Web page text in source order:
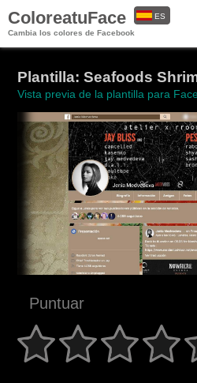
ColoreatuFace
Cambia los colores de Facebook
ES
Plantilla: Seafoods
Vista previa de la plantilla para
Puntuar